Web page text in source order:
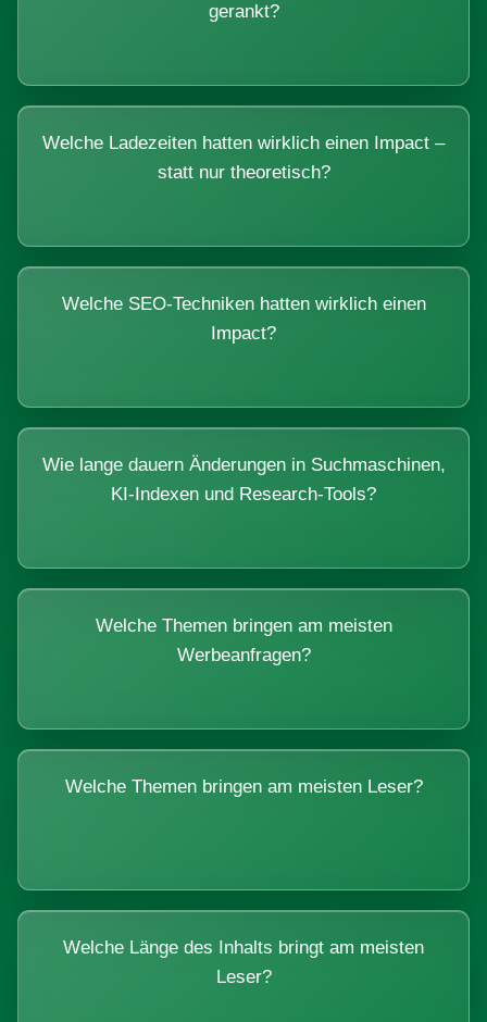
gerankt?
Welche Ladezeiten hatten wirklich einen Impact –
statt nur theoretisch?
Welche SEO-Techniken hatten wirklich einen
Impact?
Wie lange dauern Änderungen in Suchmaschinen,
KI-Indexen und Research-Tools?
Welche Themen bringen am meisten
Werbeanfragen?
Welche Themen bringen am meisten Leser?
Welche Länge des Inhalts bringt am meisten
Leser?